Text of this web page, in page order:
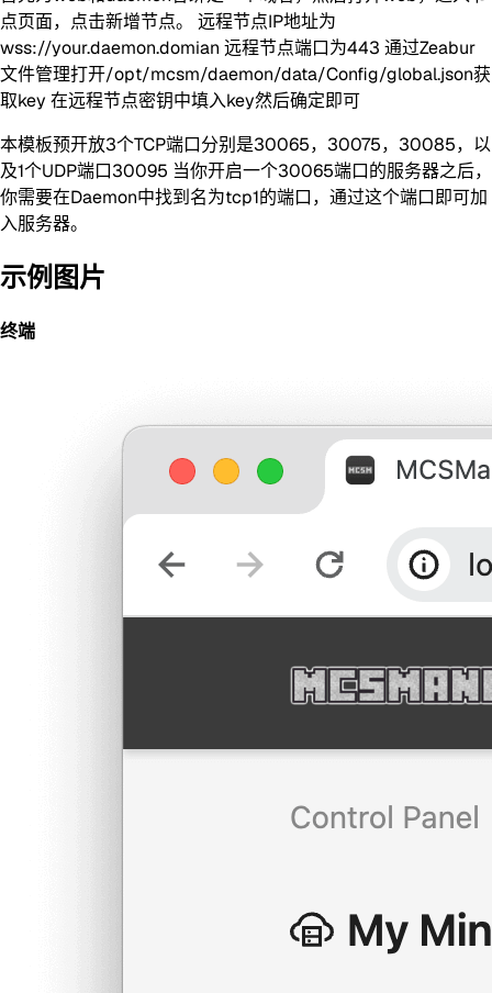
点页面，点击新增节点。 远程节点IP地址为
wss://your.daemon.domian 远程节点端口为443 通过Zeabur
文件管理打开/opt/mcsm/daemon/data/Config/global.json获
取key 在远程节点密钥中填入key然后确定即可
本模板预开放3个TCP端口分别是30065，30075，30085，以
及1个UDP端口30095 当你开启一个30065端口的服务器之后，
你需要在Daemon中找到名为tcp1的端口，通过这个端口即可加
入服务器。
示例图片
终端